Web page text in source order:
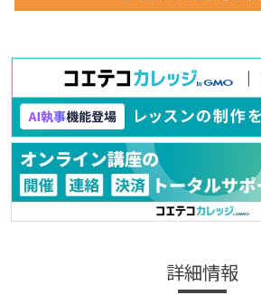
詳細情報